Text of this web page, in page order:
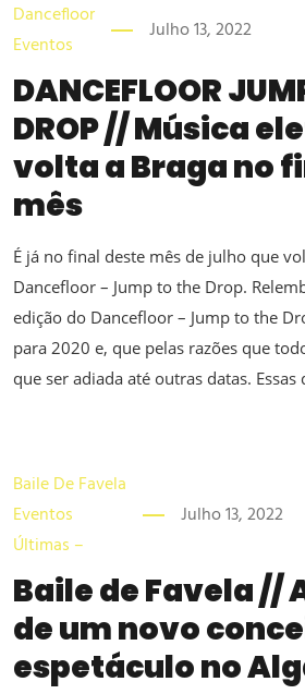
Dancefloor
Eventos
Julho 13, 2022
DANCEFLOOR
DROP // Música
volta a Braga no
mês
É já no final deste mês de julho que
Dancefloor – Jump to the Drop.
edição do Dancefloor – Jump to the
para 2020 e, que pelas razões que
que ser adiada até outras datas. Essas
Baile De Favela
Eventos
Últimas –
Julho 13, 2022
Baile de Favela //
de um novo
espetáculo no